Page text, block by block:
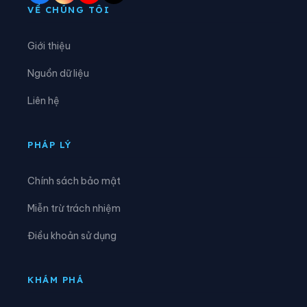
Phường Sơn Tây
Xã Ba Vì
VỀ CHÚNG TÔI
Giới thiệu
Nguồn dữ liệu
Liên hệ
PHÁP LÝ
Chính sách bảo mật
Miễn trừ trách nhiệm
Điều khoản sử dụng
KHÁM PHÁ